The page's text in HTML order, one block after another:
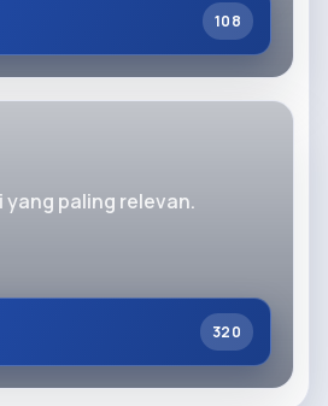
108
paling relevan.
320